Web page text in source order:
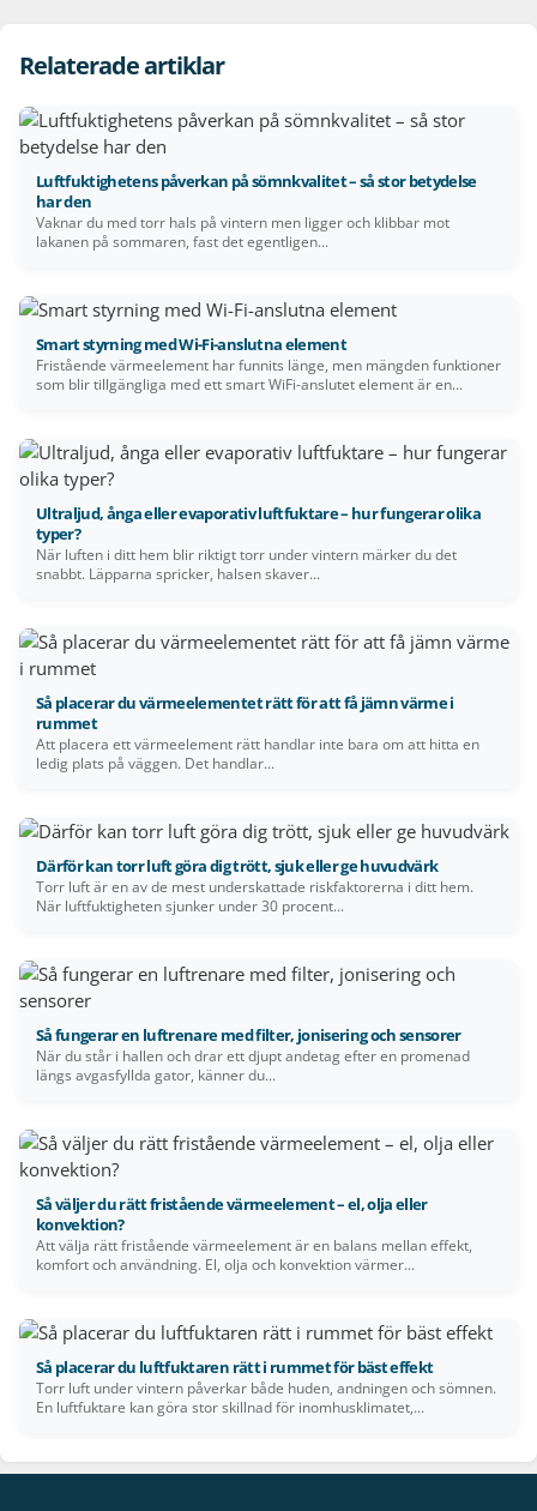
Relaterade artiklar
Luftfuktighetens påverkan på sömnkvalitet – så stor betydelse
har den
Vaknar du med torr hals på vintern men ligger och klibbar mot
lakanen på sommaren, fast det egentligen...
Smart styrning med Wi-Fi-anslutna element
Fristående värmeelement har funnits länge, men mängden funktioner
som blir tillgängliga med ett smart WiFi-anslutet element är en...
Ultraljud, ånga eller evaporativ luftfuktare – hur fungerar olika
typer?
När luften i ditt hem blir riktigt torr under vintern märker du det
snabbt. Läpparna spricker, halsen skaver...
Så placerar du värmeelementet rätt för att få jämn värme i
rummet
Att placera ett värmeelement rätt handlar inte bara om att hitta en
ledig plats på väggen. Det handlar...
Därför kan torr luft göra dig trött, sjuk eller ge huvudvärk
Torr luft är en av de mest underskattade riskfaktorerna i ditt hem.
När luftfuktigheten sjunker under 30 procent...
Så fungerar en luftrenare med filter, jonisering och sensorer
När du står i hallen och drar ett djupt andetag efter en promenad
längs avgasfyllda gator, känner du...
Så väljer du rätt fristående värmeelement – el, olja eller
konvektion?
Att välja rätt fristående värmeelement är en balans mellan effekt,
komfort och användning. El, olja och konvektion värmer...
Så placerar du luftfuktaren rätt i rummet för bäst effekt
Torr luft under vintern påverkar både huden, andningen och sömnen.
En luftfuktare kan göra stor skillnad för inomhusklimatet,...